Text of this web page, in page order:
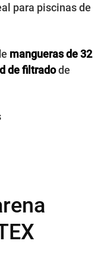
para piscinas de
mangueras de 32
de filtradode